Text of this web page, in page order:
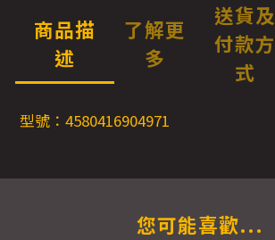
商品描
述
了解更
多
送貨及
付款方
式
型號：4580416904971
您可能喜歡...